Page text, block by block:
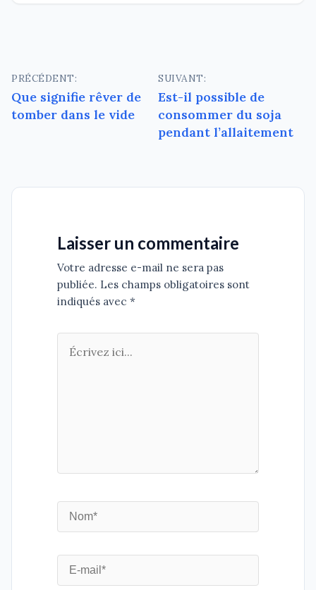
Navigation
de
l’article
PRÉCÉDENT:
Que signifie rêver de
tomber dans le vide
SUIVANT:
Est-il possible de
consommer du soja
pendant l’allaitement
Laisser un commentaire
Votre adresse e-mail ne sera pas
publiée. Les champs obligatoires sont
indiqués avec *